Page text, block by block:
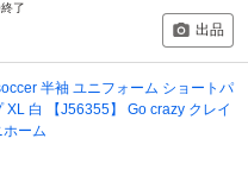
終了
出品
半袖 ユニフォーム ショートパ
XL 白 【J56355】 Go crazy クレイ
ーム